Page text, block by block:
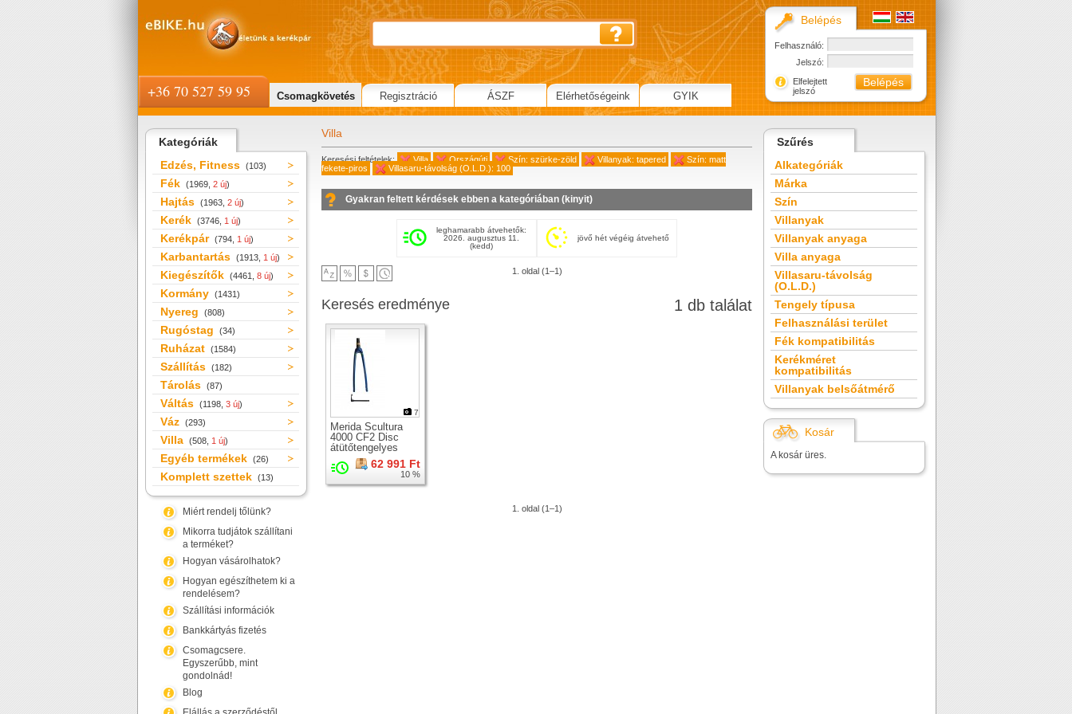
Kategóriák
Edzés, Fitness (103)
Fék (1969, 2 új)
Hajtás (1963, 2 új)
Kerék (3746, 1 új)
Kerékpár (794, 1 új)
Karbantartás (1913, 1 új)
Kiegészítők (4461, 8 új)
Kormány (1431)
Nyereg (808)
Rugóstag (34)
Ruházat (1584)
Szállítás (182)
Tárolás (87)
Váltás (1198, 3 új)
Váz (293)
Villa (508, 1 új)
Egyéb termékek (26)
Komplett szettek (13)
Miért rendelj tőlünk?
Mikorra tudjátok szállítani
a terméket?
Hogyan vásárolhatok?
Hogyan egészíthetem ki a
rendelésem?
Szállítási információk
Bankkártyás fizetés
Csomagcsere.
Egyszerűbb, mint
gondolnád!
Blog
Villa
Keresési feltételek: Villa Országúti Szín: szürke-zöld Villanyak: tapered
Szín: matt
fekete-piros
Villasaru-távolság (O.L.D.): 100
Gyakran feltett kérdések ebben a kategóriában (kinyit)
leghamarabb átvehetők:
2026. augusztus 11.
(kedd)
jövő hét végéig átvehető
1. oldal (1–1)
1 db találat
Keresés eredménye
7
Merida Scultura
4000 CF2 Disc
átütőtengelyes
országúti karbon
merev villa +62 991 Ft
10 %
1. oldal (1–1)
Szűrés
Alkategóriák
Márka
Szín
Villanyak
Villanyak anyaga
Villa anyaga
Villasaru-távolság
(O.L.D.)
Tengely típusa
Felhasználási terület
Fék kompatibilitás
Kerékméret
kompatibilitás
Villanyak belsőátmérő
Kosár
A kosár üres.
Belépés
Felhasználó:
Jelszó:
Elfelejtett
jelszó
+36 70 527 59 95 Csomagkövetés Regisztráció ÁSZF Elérhetőségeink GYIK